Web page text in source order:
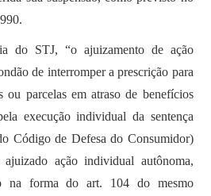
do STJ, “o ajuizamento de ação
de interromper a prescrição para
ou parcelas em atraso de benefícios
execução individual da sentença
Código de Defesa do Consumidor)
ação individual autônoma,
na forma do art. 104 do mesmo